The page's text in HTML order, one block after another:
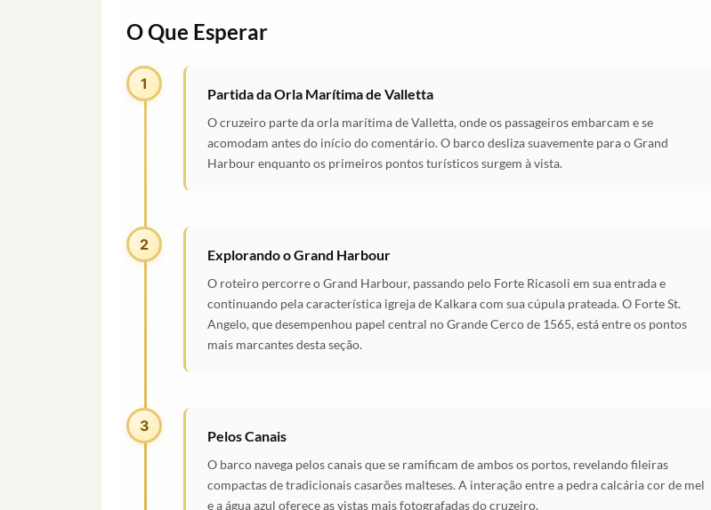
O Que Esperar
1
Partida da Orla Marítima de Valletta
O cruzeiro parte da orla marítima de Valletta, onde os passageiros embarcam e se
acomodam antes do início do comentário. O barco desliza suavemente para o Grand
Harbour enquanto os primeiros pontos turísticos surgem à vista.
2
Explorando o Grand Harbour
O roteiro percorre o Grand Harbour, passando pelo Forte Ricasoli em sua entrada e
continuando pela característica igreja de Kalkara com sua cúpula prateada. O Forte St.
Angelo, que desempenhou papel central no Grande Cerco de 1565, está entre os pontos
mais marcantes desta seção.
3
Pelos Canais
O barco navega pelos canais que se ramificam de ambos os portos, revelando fileiras
compactas de tradicionais casarões malteses. A interação entre a pedra calcária cor de mel
e a água azul oferece as vistas mais fotografadas do cruzeiro.